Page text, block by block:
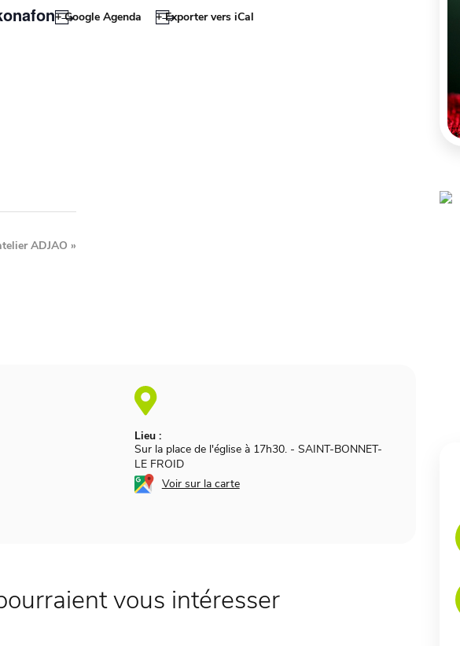
+ Google Agenda + Exporter vers iCal
Lieu :
Sur la place de l'église à 17h30. - SAINT-BONNET-
LE FROID
Voir sur la carte
ADJAO »
vous intéresser